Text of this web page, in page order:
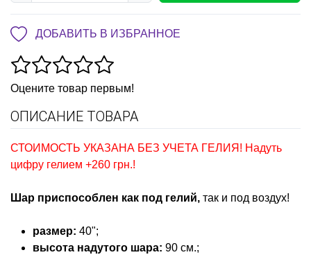
ДОБАВИТЬ В ИЗБРАННОЕ
Оцените товар первым!
ОПИСАНИЕ ТОВАРА
СТОИМОСТЬ УКАЗАНА БЕЗ УЧЕТА ГЕЛИЯ! Надуть
цифру гелием +260 грн.!
Шар приспособлен как под гелий, так и под воздух!
размер: 40";
высота надутого шара: 90 см.;